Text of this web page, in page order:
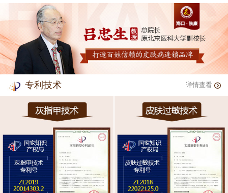
专利技术 详情查看